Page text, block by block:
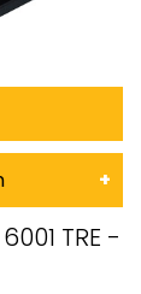
TRE -